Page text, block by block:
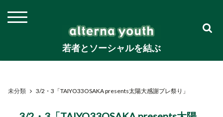
若者とソーシャルを結ぶ
未分類 3/2・3「TAIYO33OSAKA presents太陽大感謝プレ祭り」